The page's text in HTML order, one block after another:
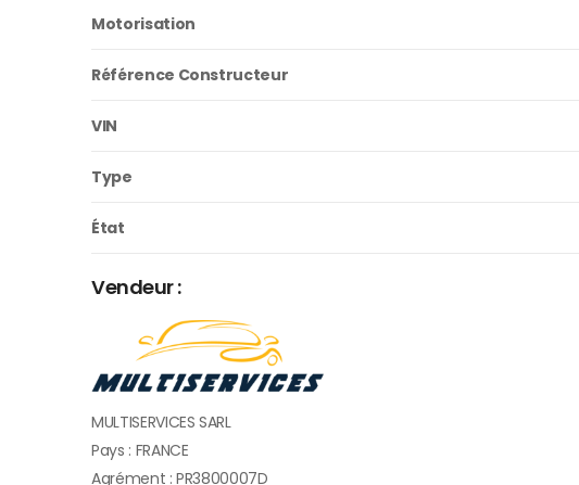
Motorisation
Référence Constructeur
VIN
Type
État
Vendeur :
MULTISERVICES SARL
Pays : FRANCE
Agrément : PR3800007D